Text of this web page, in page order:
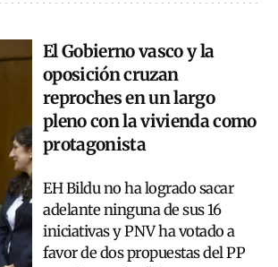
El Gobierno vasco y la
oposición cruzan
reproches en un largo
pleno con la vivienda como
protagonista
EH Bildu no ha logrado sacar
adelante ninguna de sus 16
iniciativas y PNV ha votado a
favor de dos propuestas del PP